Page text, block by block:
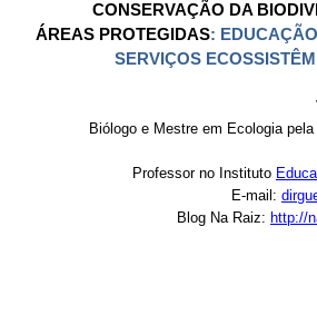
CONSERVAÇÃO DA
ÁREAS PROTEGIDAS:
SERVIÇOS
Biólogo e Mestre em Ecologia
Professor no Instituto
E-mail:
Blog Na Raiz: http://